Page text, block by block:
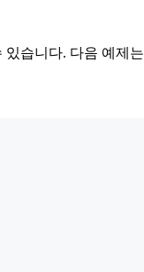
습니다. 다음 예제